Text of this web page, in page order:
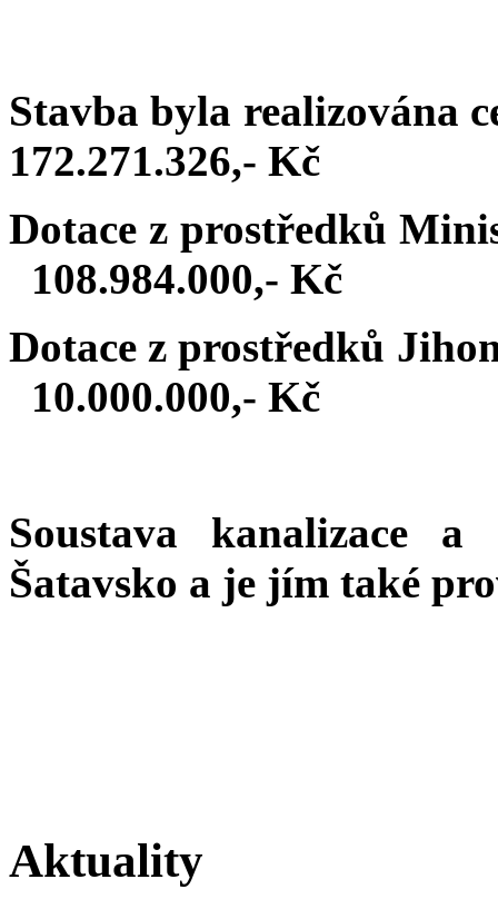
Stavba byla
172.271.326,- Kč
Dotace z prostředků
108.984.000,- Kč
Dotace z
10.000.000,- Kč
Soustava kanalizace
Šatavsko a je jím také
Aktuality